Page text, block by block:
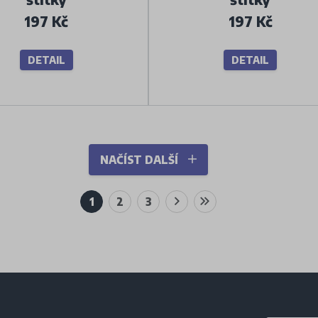
197 Kč
DETAIL
197 Kč
DETAIL
NAČÍST DALŠÍ
1 2 3